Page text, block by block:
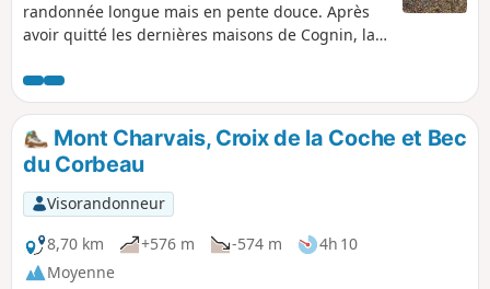
randonnée longue mais en pente douce. Après
avoir quitté les dernières maisons de Cognin, la
ruisseaux, les vaches, les chevaux, et les
pommiers, ce n'est qu'après Saint-Sulpice que
vous entrerez dans la forêt par l'ancienne Voie
Sarde qui, au XVIe siècle, remplaçât la voie
Romaine Vienne-Milan (50 Av JC) que vous
emprunterez en partie au retour du Col Saint-
Michel.
Mont Charvais, Croix de la Coche et Bec
du Corbeau
Visorandonneur
8,70 km
+576 m -574 m
4h 10
Moyenne